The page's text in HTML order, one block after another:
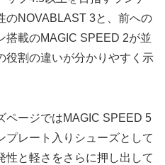
のNOVABLAST 3と、前への
搭載のMAGIC SPEED 2が並
役割の違いが分かりやすく示
ページではMAGIC SPEED 5
プレート入りシューズとして
性と軽さをさらに押し出して